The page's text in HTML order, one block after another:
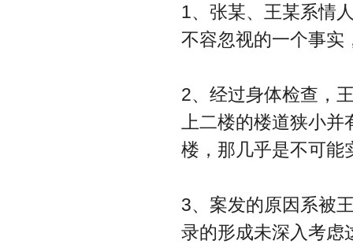
1、张某、王某系情
不容忽视的一个事实
2、经过身体检查，
上二楼的楼道狭小并
楼，那几乎是不可能
3、案发的原因系被
录的形成未深入考虑